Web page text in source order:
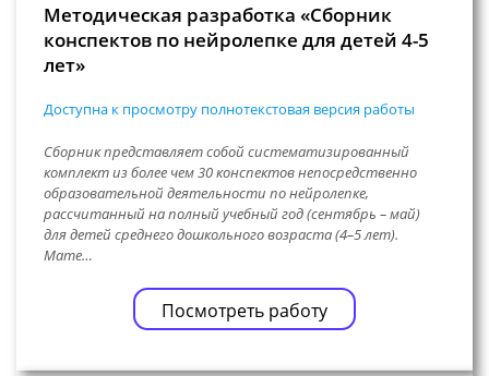
Методическая разработка «Сборник
конспектов по нейролепке для детей 4-5
лет»
Доступна к просмотру полнотекстовая версия работы
Сборник представляет собой систематизированный
комплект из более чем 30 конспектов непосредственно
образовательной деятельности по нейролепке,
рассчитанный на полный учебный год (сентябрь – май)
для детей среднего дошкольного возраста (4–5 лет).
Мате…
Посмотреть работу